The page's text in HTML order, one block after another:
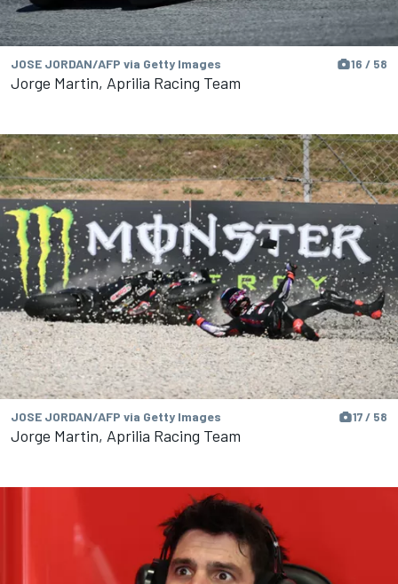
JOSE JORDAN/AFP via Getty Images 16 / 58
Jorge Martin, Aprilia Racing Team
JOSE JORDAN/AFP via Getty Images 17 / 58
Jorge Martin, Aprilia Racing Team